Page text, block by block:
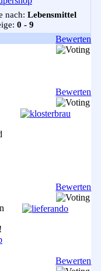
nach: Lebensmittel
0 - 9
Bewerten
Bewerten
Bewerten
Bewerten